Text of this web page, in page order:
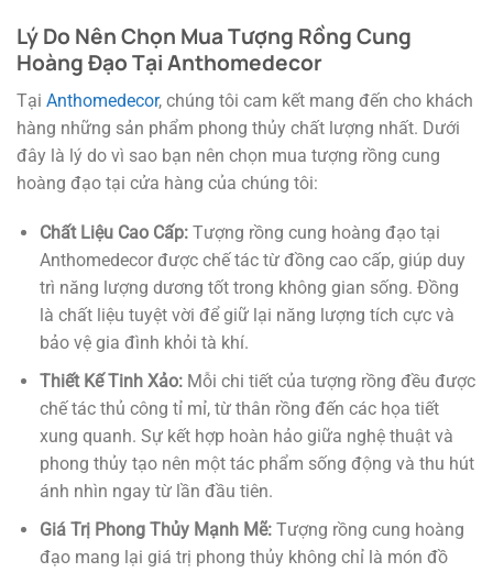
Lý Do Nên Chọn Mua Tượng Rồng Cung
Hoàng Đạo Tại Anthomedecor
Tại Anthomedecor, chúng tôi cam kết mang đến cho khách
hàng những sản phẩm phong thủy chất lượng nhất. Dưới
đây là lý do vì sao bạn nên chọn mua tượng rồng cung
hoàng đạo tại cửa hàng của chúng tôi:
Chất Liệu Cao Cấp:Tượng rồng cung hoàng đạo tại
Anthomedecor được chế tác từ đồng cao cấp, giúp duy
trì năng lượng dương tốt trong không gian sống. Đồng
là chất liệu tuyệt vời để giữ lại năng lượng tích cực và
bảo vệ gia đình khỏi tà khí.
Thiết Kế Tinh Xảo:Mỗi chi tiết của tượng rồng đều được
chế tác thủ công tỉ mỉ, từ thân rồng đến các họa tiết
xung quanh. Sự kết hợp hoàn hảo giữa nghệ thuật và
phong thủy tạo nên một tác phẩm sống động và thu hút
ánh nhìn ngay từ lần đầu tiên.
Giá Trị Phong Thủy Mạnh Mẽ:Tượng rồng cung hoàng
đạo mang lại giá trị phong thủy không chỉ là món đồ